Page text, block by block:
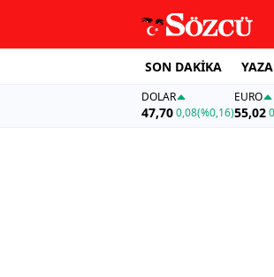
SON DAKİKA
DOLAR
47,700,08(%0,16)
EURO
55,02